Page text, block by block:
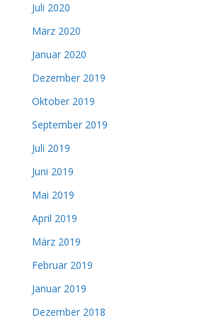
Juli 2020
März 2020
Januar 2020
Dezember 2019
Oktober 2019
September 2019
Juli 2019
Juni 2019
Mai 2019
April 2019
März 2019
Februar 2019
Januar 2019
Dezember 2018